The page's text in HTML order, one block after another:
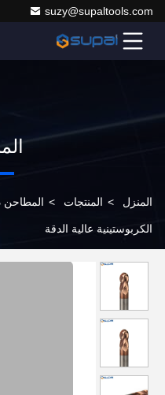
suzy@supaltools.com
المنزل > المنتجات > المطاحن
الكربوستينية عالية الدقة